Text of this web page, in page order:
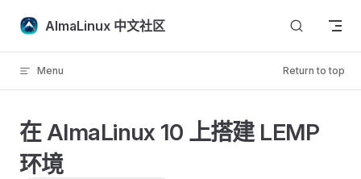
Skip to content
AlmaLinux 中文社区
Menu Return to top
在 AlmaLinux 10 上搭建 LEMP
环境